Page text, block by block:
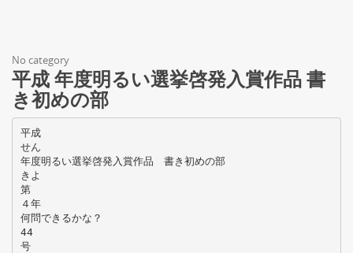
No category
平成 年度明るい選挙啓発入賞作品 書
き初めの部
平成
せん
年度明るい選挙啓発入賞作品 書き初めの部
きよ
第
４年
何問できるかな？
44
号